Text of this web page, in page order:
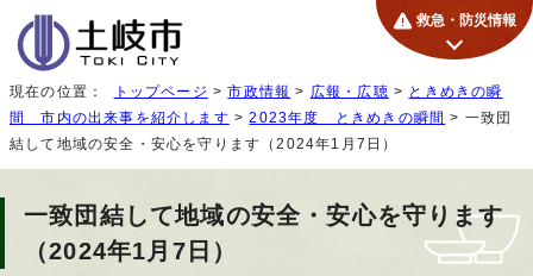
救急・防災情報
現在の位置： トップページ >市政情報 > 広報・広聴 > ときめきの瞬
間 市内の出来事を紹介します >2023年度 ときめきの瞬間 > 一致団
結して地域の安全・安心を守ります（2024年1月7日）
一致団結して地域の安全・安心を守ります
（2024年1月7日）